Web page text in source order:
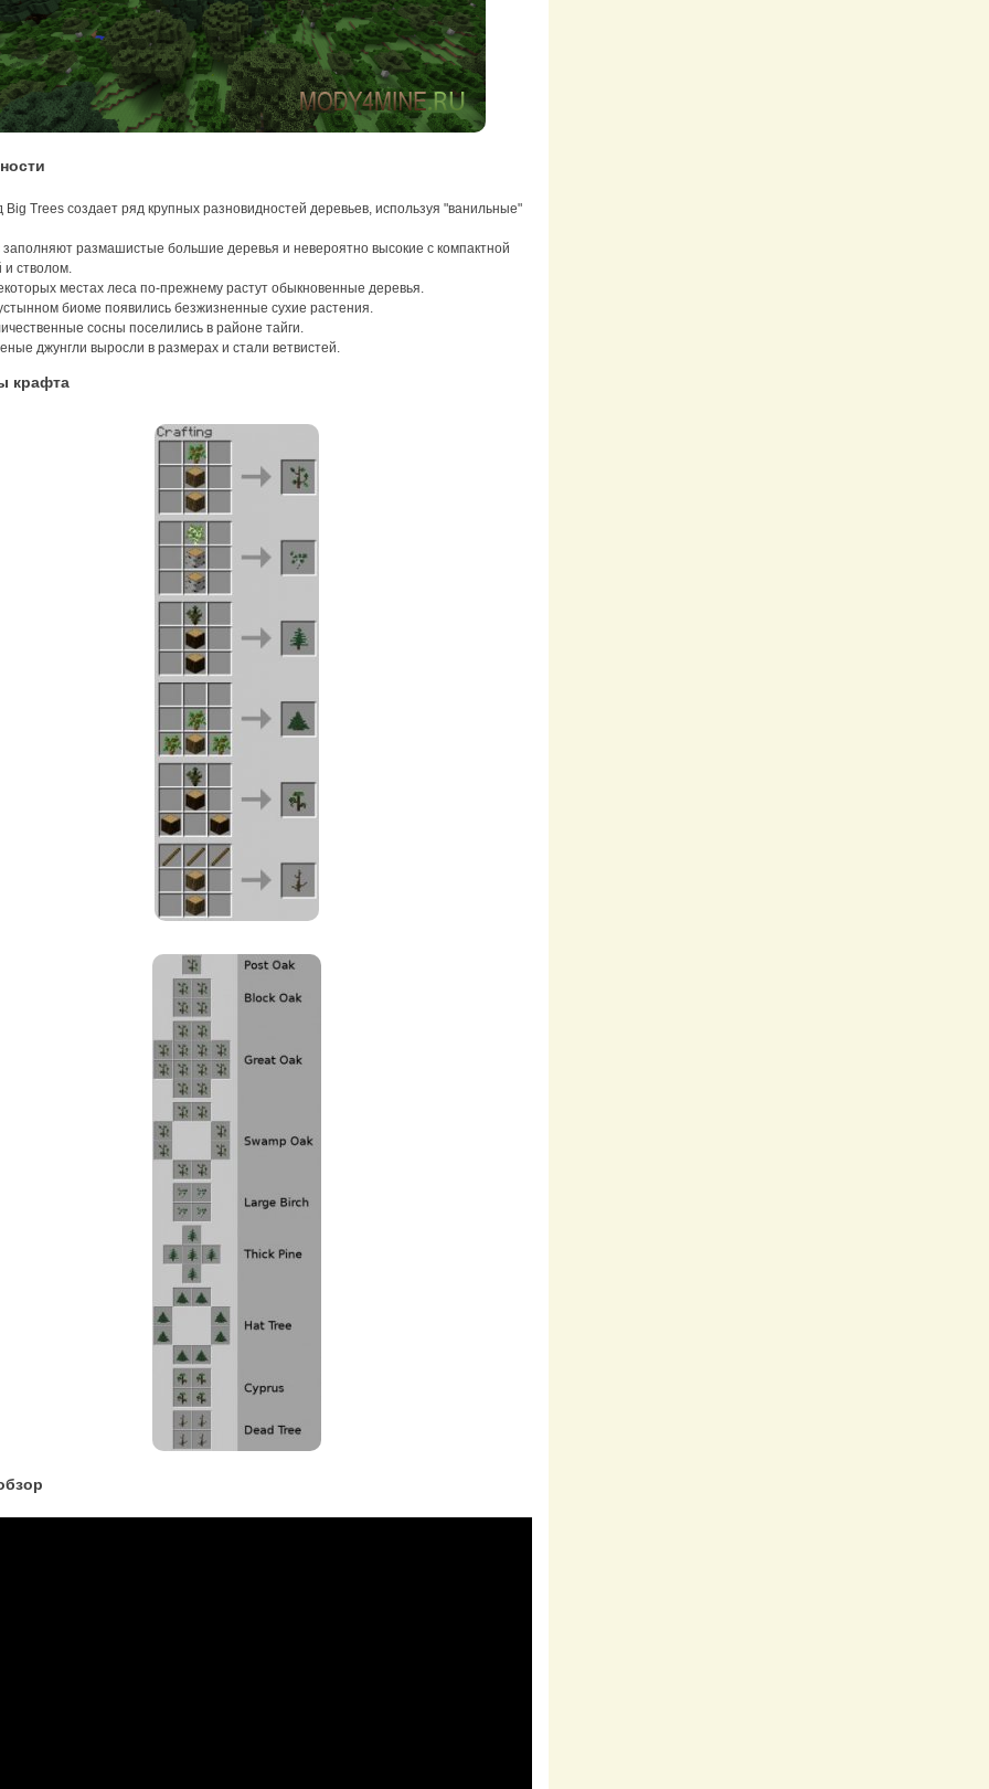
Big Trees создает ряд крупных разновидностей деревьев, используя "ванильные"
заполняют размашистые большие деревья и невероятно высокие с компактной
и стволом.
местах леса по-прежнему растут обыкновенные деревья.
биоме появились безжизненные сухие растения.
сосны поселились в районе тайги.
джунгли выросли в размерах и стали ветвистей.
крафта